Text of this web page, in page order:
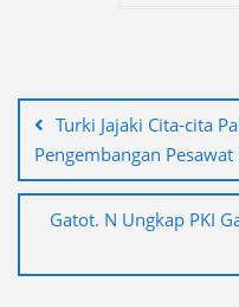
posTurki Jajaki Cita-cita
Pengembangan Pesawat
Gatot. N Ungkap PKI